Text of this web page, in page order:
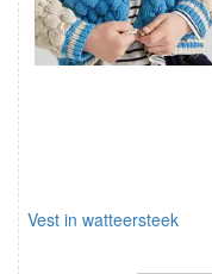
Vest in watteersteek